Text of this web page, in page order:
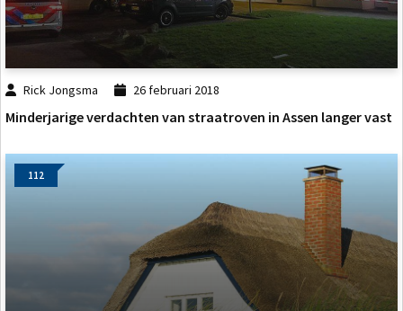
Rick Jongsma 26 februari 2018
Minderjarige verdachten van straatroven in Assen langer vast
112